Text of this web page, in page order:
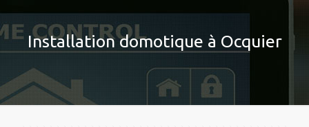
Installation domotique à Ocquier